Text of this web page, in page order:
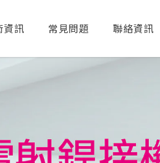
資訊 常見問題 聯絡資訊